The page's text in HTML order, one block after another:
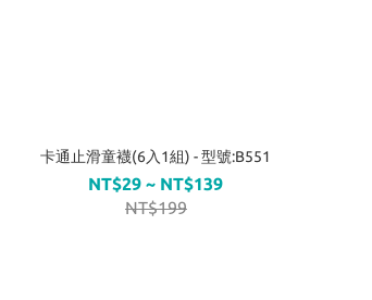
卡通止滑童襪(6入1組) - 型號:B551
NT$29 ~ NT$139
NT$199